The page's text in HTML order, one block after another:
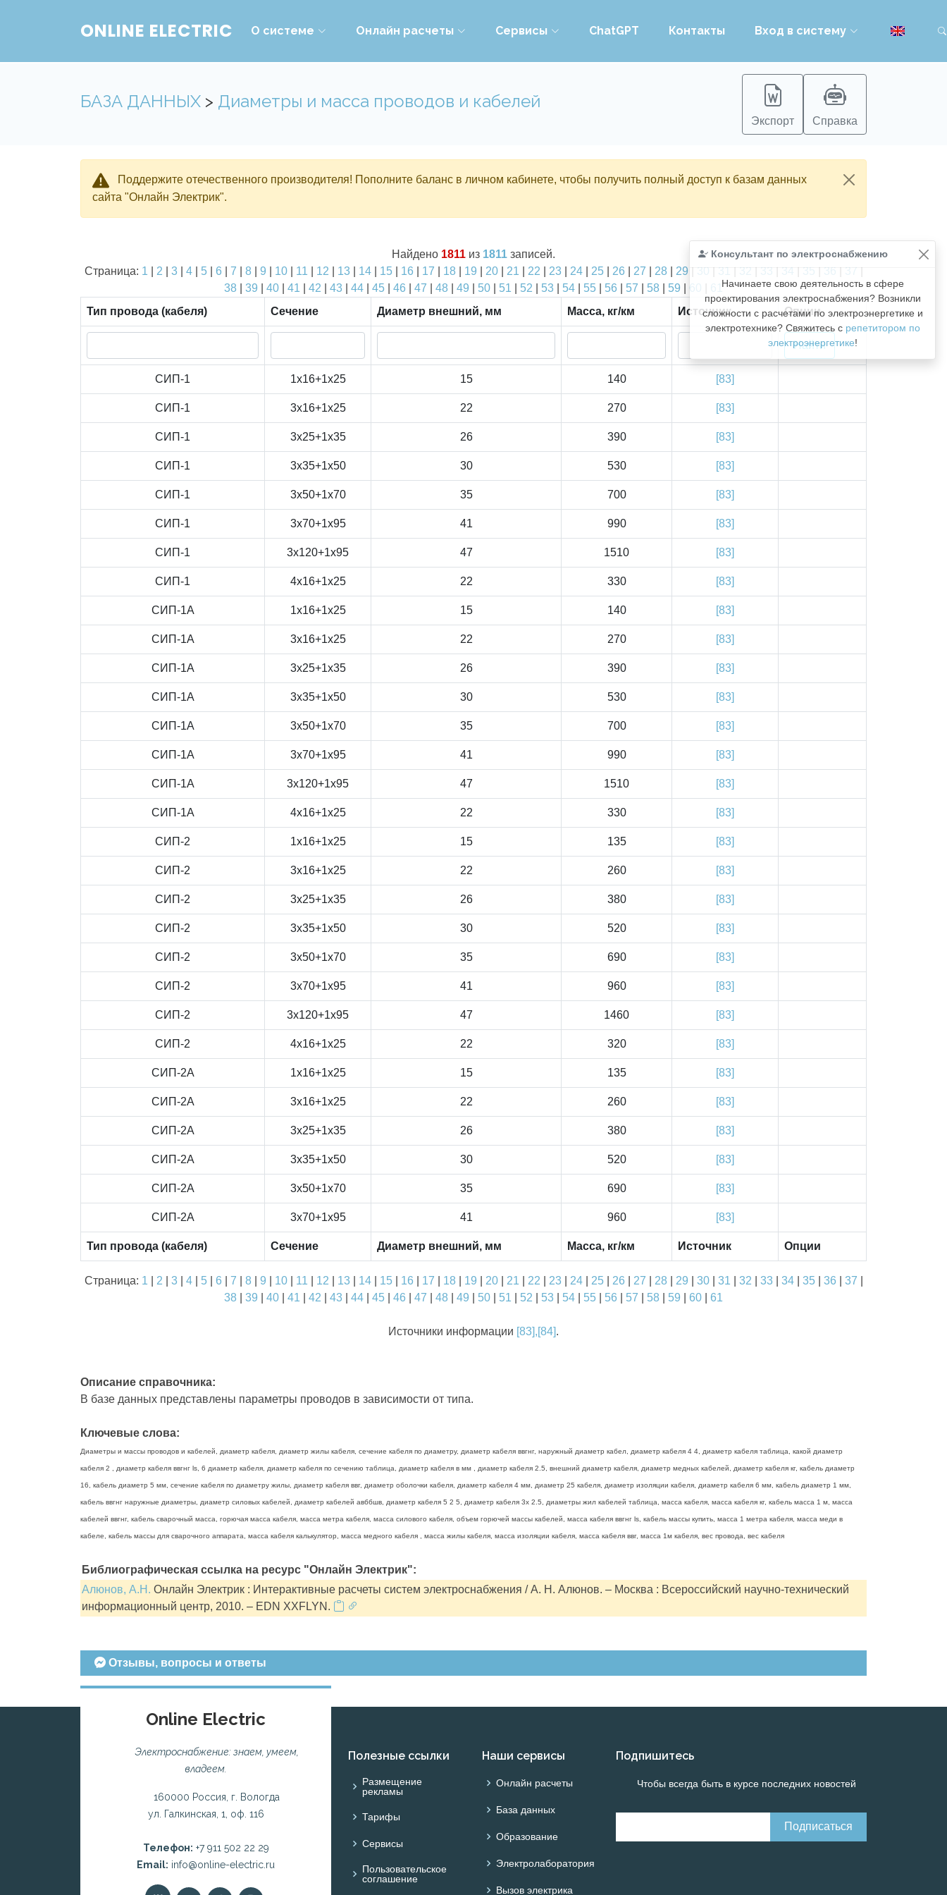
ONLINE ELECTRIC О системе Онлайн расчеты Сервисы ChatGPT Контакты Вход в систему
БАЗА ДАННЫХ > Диаметры и масса проводов и кабелей
Экспорт Справка
Поддержите отечественного производителя! Пополните баланс в личном кабинете, чтобы получить полный доступ к базам данных
сайта "Онлайн Электрик".
Консультант по электроснабжению
Начинаете свою деятельность в сфере
проектирования электроснабжения? Возникли
сложности с расчетами по электроэнергетике и
электротехнике? Свяжитесь с репетитором по
электроэнергетике!
Найдено 1811 из 1811 записей.
Страница: 1 2 3| 4| 5| 6 7 8| 9 10| 11 12 13| 14| 15| 16 17 18| 19 20| 21 22 23| 24| 25| 26 27 28| 29 | 30 | 31 | 32 | 33 | 34 | 35 | 36 | 37 |
38
39 40 41 42 43 44 45 46 47 48 49 50 51 52 53 54 55 56 57 58 59 60
61
Тип провода (кабеля)
Сечение Диаметр внешний, мм Масса, кг/км Источник Опции
СИП-1 1x16+1x25 15 140 [83]
СИП-1 3x16+1x25 22 270 [83]
СИП-1 3x25+1x35 26 390 [83]
СИП-1 3x35+1x50 30 530 [83]
СИП-1 3x50+1x70 35 700 [83]
СИП-1 3x70+1x95 41 990 [83]
СИП-1 3x120+1x95 47 1510 [83]
СИП-1 4x16+1x25 22 330 [83]
СИП-1А 1x16+1x25 15 140 [83]
СИП-1А 3x16+1x25 22 270 [83]
СИП-1А 3x25+1x35 26 390 [83]
СИП-1А 3x35+1x50 30 530 [83]
СИП-1А 3x50+1x70 35 700 [83]
СИП-1А 3x70+1x95 41 990 [83]
СИП-1А 3x120+1x95 47 1510 [83]
СИП-1А 4x16+1x25 22 330 [83]
СИП-2 1x16+1x25 15 135 [83]
СИП-2 3x16+1x25 22 260 [83]
СИП-2 3x25+1x35 26 380 [83]
СИП-2 3x35+1x50 30 520 [83]
СИП-2 3x50+1x70 35 690 [83]
СИП-2 3x70+1x95 41 960 [83]
СИП-2 3x120+1x95 47 1460 [83]
СИП-2 4x16+1x25 22 320 [83]
СИП-2А 1x16+1x25 15 135 [83]
СИП-2А 3x16+1x25 22 260 [83]
СИП-2А 3x25+1x35 26 380 [83]
СИП-2А 3x35+1x50 30 520 [83]
СИП-2А 3x50+1x70 35 690 [83]
СИП-2А 3x70+1x95 41 960 [83]
Тип провода (кабеля) Сечение Диаметр внешний, мм Масса, кг/км Источник Опции
Страница: 1 2 3| 4| 5| 6 7 8| 9 10| 11 12 13| 14| 15| 16 17 18| 19 20| 21 22 23| 24| 25| 26 27 28| 29 30| 31 32 33| 34| 35| 36 37
38
39 40 41 42 43 44 45 46 47 48 49 50 51 52 53 54 55 56 57 58 59 60 61
Источники информации [83],[84].
Описание справочника:
В базе данных представлены параметры проводов в зависимости от типа.
Ключевые слова:
Диаметры и массы проводов и кабелей, диаметр кабеля, диаметр жилы кабеля, сечение кабеля по диаметру, диаметр кабеля ввгнг, наружный диаметр кабел, диаметр кабеля 4 4, диаметр кабеля таблица, какой диаметр
кабеля 2 , диаметр кабеля ввгнг ls, 6 диаметр кабеля, диаметр кабеля по сечению таблица, диаметр кабеля в мм , диаметр кабеля 2.5, внешний диаметр кабеля, диаметр медных кабелей, диаметр кабеля кг, кабель диаметр
16, кабель диаметр 5 мм, сечение кабеля по диаметру жилы, диаметр кабеля ввг, диаметр оболочки кабеля, диаметр кабеля 4 мм, диаметр 25 кабеля, диаметр изоляции кабеля, диаметр кабеля 6 мм, кабель диаметр 1 мм,
кабель ввгнг наружные диаметры, диаметр силовых кабелей, диаметр кабелей авббшв, диаметр кабеля 5 2 5, диаметр кабеля 3х 2.5, диаметры жил кабелей таблица, масса кабеля, масса кабеля кг, кабель масса 1 м, масса
кабелей ввгнг, кабель сварочный масса, горючая масса кабеля, масса метра кабеля, масса силового кабеля, объем горючей массы кабелей, масса кабеля ввгнг ls, кабель массы купить, масса 1 метра кабеля, масса меди в
кабеле, кабель массы для сварочного аппарата, масса кабеля калькулятор, масса медного кабеля , масса жилы кабеля, масса изоляции кабеля, масса кабеля ввг, масса 1м кабеля, вес провода, вес кабеля
Библиографическая ссылка на ресурс "Онлайн Электрик":
Алюнов, А.Н. Онлайн Электрик : Интерактивные расчеты систем электроснабжения / А. Н. Алюнов. – Москва : Всероссийский научно-технический
информационный центр, 2010. – EDN XXFLYN.
Отзывы, вопросы и ответы
Online Electric
Электроснабжение: знаем, умеем,
владеем.
160000 Россия, г. Вологда
ул. Галкинская, 1, оф. 116
Телефон: +7 911 502 22 29
Email: info@online-electric.ru
Полезные ссылки
Размещение
рекламы
Тарифы
Сервисы
Пользовательское
соглашение
Наши сервисы
Онлайн расчеты
База данных
Образование
Электролаборатория
Вызов электрика
Подпишитесь
Чтобы всегда быть в курсе последних новостей